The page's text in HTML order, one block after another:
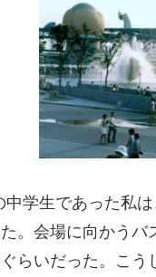
学生であった私
。会場に向かう
らいだった。こ